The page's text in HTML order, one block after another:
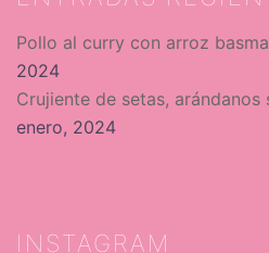
Pollo al curry con arroz
2024
Crujiente de setas,
enero, 2024
INSTAGRAM